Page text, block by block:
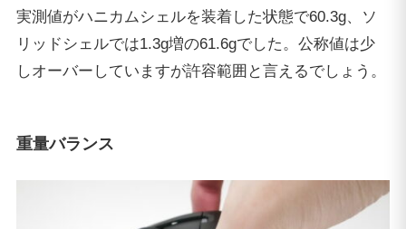
実測値がハニカムシェルを装着した状態で60.3g、ソ
リッドシェルでは1.3g増の61.6gでした。公称値は少
しオーバーしていますが許容範囲と言えるでしょう。
重量バランス